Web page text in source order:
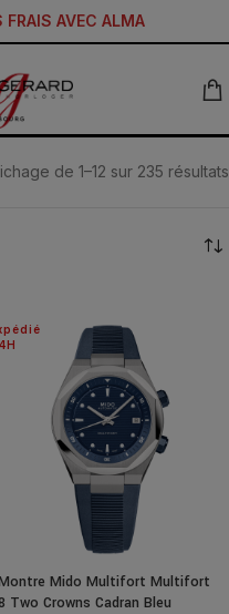
FRAIS AVEC ALMA
de 1–12 sur 235 résultats
Mido Multifort Multifort
Two Crowns Cadran Bleu